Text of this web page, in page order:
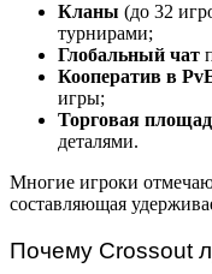
Кланы (до 32
турнирами;
Глобальный чат
Кооператив в
игры;
Торговая
деталями.
Многие игроки
составляющая
Почему Crossout